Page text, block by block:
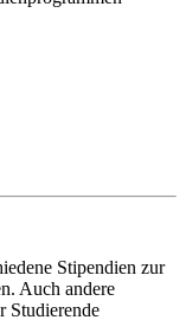
Stipendien zur
Auch andere
Studierende